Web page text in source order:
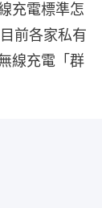
充電標準怎
前各家私有
線充電「群